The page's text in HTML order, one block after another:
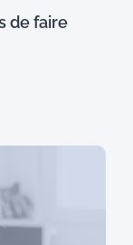
de faire